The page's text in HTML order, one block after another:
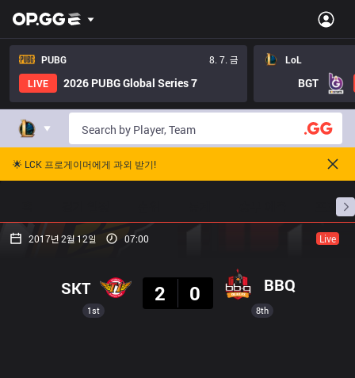
PUBG
8. 7. 금
LIVE
2026 PUBG Global Series 7
LoL
BGT
🌟 LCK 프로게이머에게 과외 받기!
프로빌
2017년 2월 12일 07:00 Live
1st
SKT
2
0 BBQ
8th